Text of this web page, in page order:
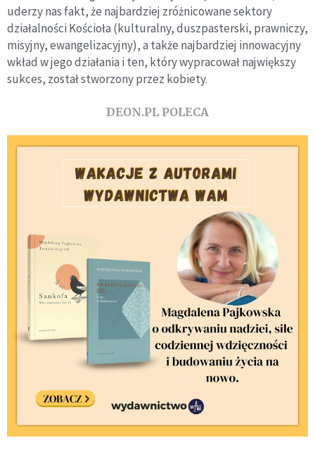
uderzy nas fakt, że najbardziej zróżnicowane sektory
działalności Kościoła (kulturalny, duszpasterski, prawniczy,
misyjny, ewangelizacyjny), a także najbardziej innowacyjny
wkład w jego działania i ten, który wypracował największy
sukces, został stworzony przez kobiety.
DEON.PL POLECA